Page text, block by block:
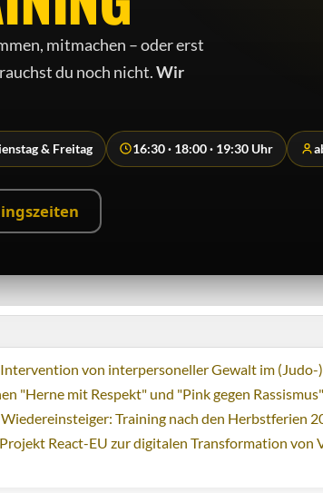
mitmachen – oder erst
du noch nicht.Wir
& Freitag 16:30 · 18:00 · 19:30 Uhr
von interpersoneller Gewalt im (Judo-
"Herne mit Respekt" und "Pink gegen Rassismus"
Training nach den Herbstferien
React-EU zur digitalen Transformation von